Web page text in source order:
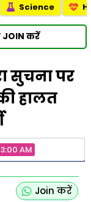
Science
JOIN करें
सुचना पर
हालत
AM
Join करें